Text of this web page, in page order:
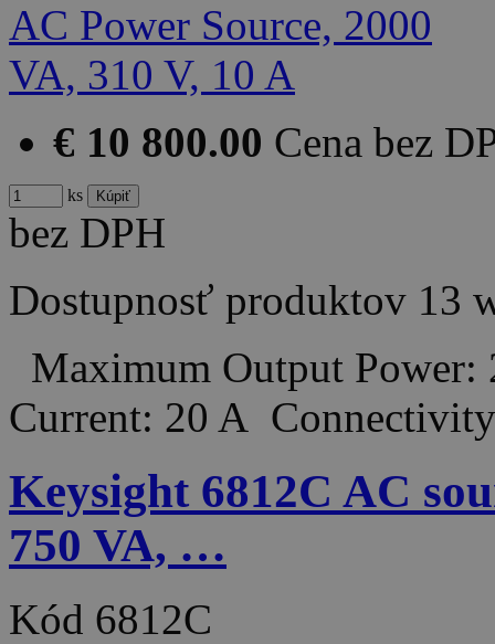
€ 10 800.00 Cena bez
ks
bez DPH
Dostupnosť produktov 13
Maximum Output
Current: 20 A
Keysight 6812C AC
750 VA, …
Kód 6812C